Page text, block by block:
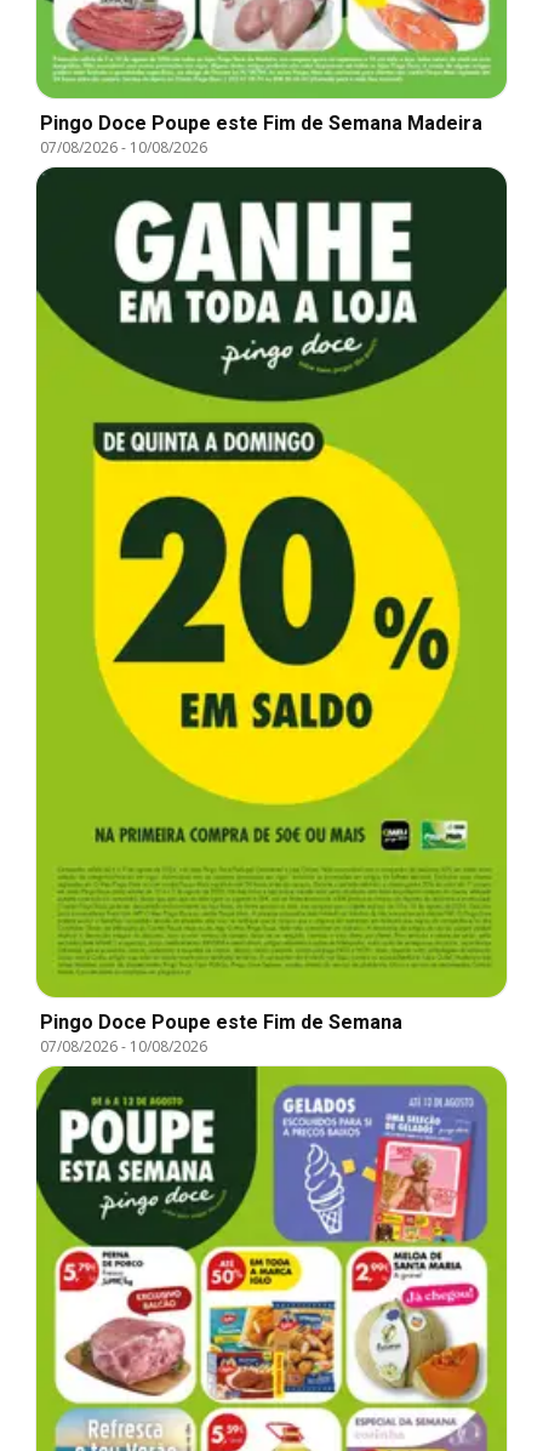
Pingo Doce Poupe este Fim de Semana Madeira
07/08/2026- 10/08/2026
Pingo Doce Poupe este Fim de Semana
07/08/2026- 10/08/2026